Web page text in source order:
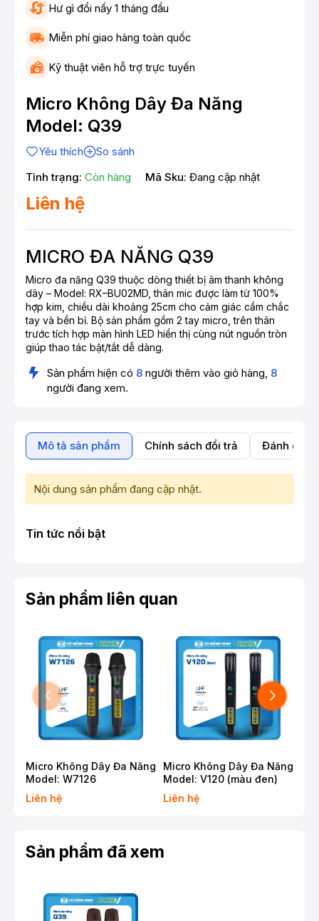
Hư gì đổi nấy 1 tháng đầu
Miễn phí giao hàng toàn quốc
Kỹ thuật viên hỗ trợ trực tuyến
Micro Không Dây Đa Năng
Model: Q39
Yêu thích
So sánh
Tình trạng: Còn hàng Mã Sku: Đang cập nhật
Liên hệ
MICRO ĐA NĂNG Q39
Micro đa năng Q39 thuộc dòng thiết bị âm thanh không
dây – Model: RX–BU02MD, thân mic được làm từ 100%
hợp kim, chiều dài khoảng 25cm cho cảm giác cầm chắc
tay và bền bỉ. Bộ sản phẩm gồm 2 tay micro, trên thân
trước tích hợp màn hình LED hiển thị cùng nút nguồn tròn
giúp thao tác bật/tắt dễ dàng.
Sản phẩm hiện có 8 người thêm vào giỏ hàng, 8
người đang xem.
Mô tả sản phẩm Chính sách đổi trả Đánh giá
Nội dung sản phẩm đang cập nhật.
Tin tức nổi bật
Sản phẩm liên quan
Micro Không Dây Đa Năng
Model: W7126
Liên hệ
Micro Không Dây Đa Năng
Model: V120 (màu đen)
Liên hệ
Sản phẩm đã xem